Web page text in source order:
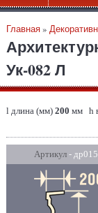
Главная»
Ук-082 Л
l длина (мм) 200 мм h
Артикул-